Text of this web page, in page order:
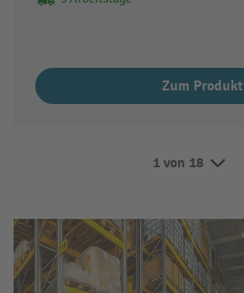
Zum Produkt
1 von 18